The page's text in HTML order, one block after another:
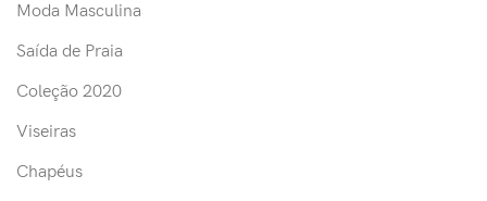
Moda Masculina
Saída de Praia
Coleção 2020
Viseiras
Chapéus